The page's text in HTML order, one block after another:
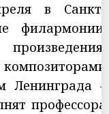
в Санкт-
филармонии.
Ленинграда –
профессора